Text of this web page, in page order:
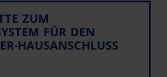
ZUM
FÜR DEN
HAUSANSCHLUSS